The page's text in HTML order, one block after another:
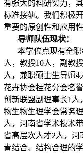
有强大的科研实力，
标准接轨。我们积极
重要的原创性和应用
导师队伍现状：
本学位点现有全职
人，教授10人，副教
人，兼职硕士生导师
花卉协会桂花分会名
创新联盟副理事长1
物生物生理学会常务
人，河南省学术技术
省高层次人才2人，
青结合、结构合理的